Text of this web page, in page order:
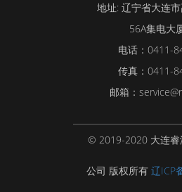
地址: 辽宁省大连
56A集电大
电话：0411-
传真：0411-
邮箱：
© 2019-2020 大连睿
公司 版权所有 辽ICP